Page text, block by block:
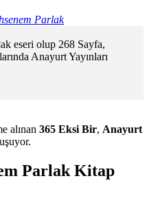
Parlak
eseri olup 268 Sayfa,
Anayurt Yayınları
alınan 365 Eksi Bir, Anayurt
Parlak Kitap